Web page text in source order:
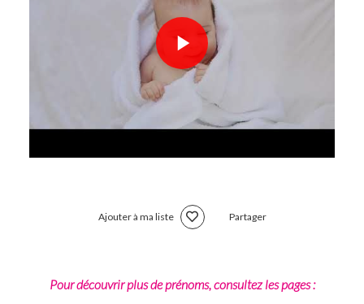
Ajouter à ma liste Partager
Pour découvrir plus de prénoms, consultez les pages :